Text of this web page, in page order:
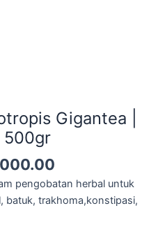
Gigantea |
500gr
pengobatan herbal untuk
batuk, trakhoma,konstipasi,